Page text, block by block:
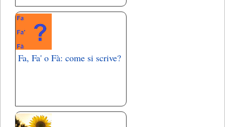
Fa, Fa' o Fà: come si scrive?